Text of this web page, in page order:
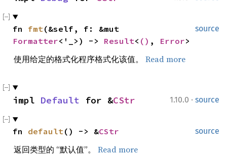
source
fn fmt
Formatter<'_>) -> Result< () , Error>
使用给定的格式化程序格式化该值。 Read more
1.10.0 · source
impl Default for &CStr
source
fn default() -> &CStr
返回类型的 “默认值”。 Read more